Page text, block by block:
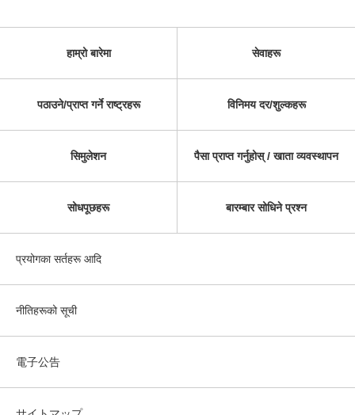
हाम्रो बारेमा सेवाहरू
पठाउने/प्राप्त गर्ने राष्ट्रहरू विनिमय दर/शुल्कहरू
सिमुलेशन पैसा प्राप्त गर्नुहोस् / खाता व्यवस्थापन
सोधपूछहरू बारम्बार सोधिने प्रश्न
प्रयोगका सर्तहरू आदि
नीतिहरूको सूची
電子公告